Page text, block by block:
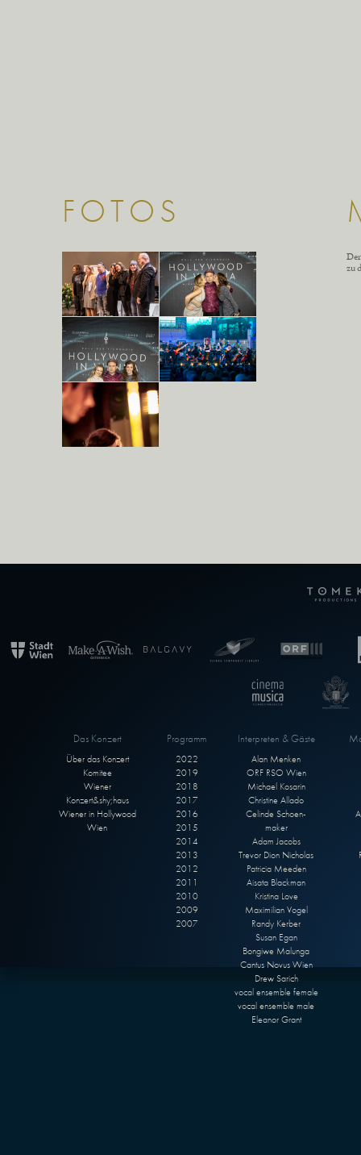
FOTOS
zu
Das Konzert
Über das Konzert
Komitee
Wiener
Konzert&shy;haus
Wiener in Hollywood
Wien
Programm
2022
2019
2018
2017
2016
2015
2014
2013
2012
2011
2010
2009
2007
Interpreten & Gäste
Alan Menken
ORF RSO Wien
Michael Kosarin
Christine Allado
Celinde Schoen-
maker
Adam Jacobs
Trevor Dion Nicholas
Patricia Meeden
Aisata Blackman
Kristina Love
Maximilian Vogel
Randy Kerber
Susan Egan
Bongiwe Malunga
Cantus Novus Wien
Drew Sarich
vocal ensemble female
vocal ensemble male
Eleanor Grant